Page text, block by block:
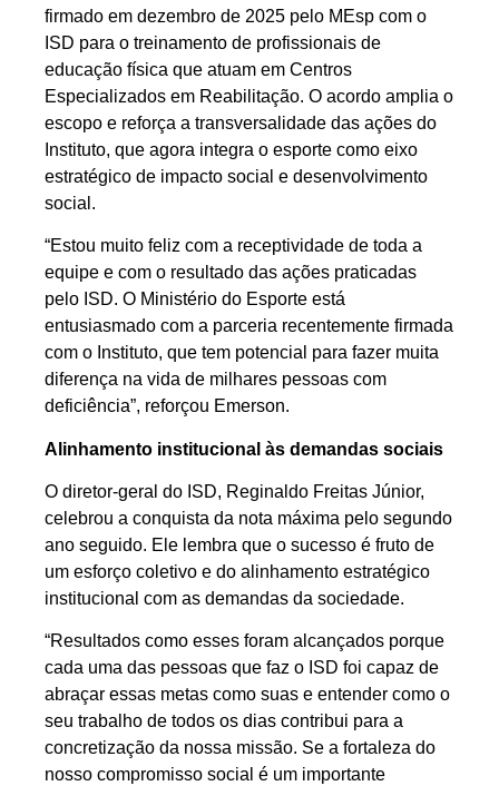
firmado em dezembro de 2025 pelo MEsp com o
ISD para o treinamento de profissionais de
educação física que atuam em Centros
Especializados em Reabilitação. O acordo amplia o
escopo e reforça a transversalidade das ações do
Instituto, que agora integra o esporte como eixo
estratégico de impacto social e desenvolvimento
social.
“Estou muito feliz com a receptividade de toda a
equipe e com o resultado das ações praticadas
pelo ISD. O Ministério do Esporte está
entusiasmado com a parceria recentemente firmada
com o Instituto, que tem potencial para fazer muita
diferença na vida de milhares pessoas com
deficiência”, reforçou Emerson.
Alinhamento institucional às demandas sociais
O diretor-geral do ISD, Reginaldo Freitas Júnior,
celebrou a conquista da nota máxima pelo segundo
ano seguido. Ele lembra que o sucesso é fruto de
um esforço coletivo e do alinhamento estratégico
institucional com as demandas da sociedade.
“Resultados como esses foram alcançados porque
cada uma das pessoas que faz o ISD foi capaz de
abraçar essas metas como suas e entender como o
seu trabalho de todos os dias contribui para a
concretização da nossa missão. Se a fortaleza do
nosso compromisso social é um importante